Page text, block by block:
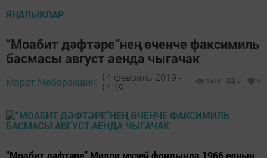
ЯҢАЛЫКЛАР
“Моабит дәфтәре”нең өченче факсимиль
басмасы август аенда чыгачак
Марат Мөбәрәкшин, 14 февраль 2019 -
14:19
1559 0 0